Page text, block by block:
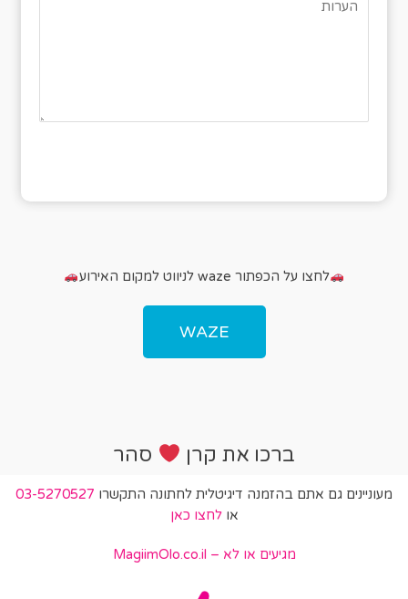
לחצו על הכפתור waze לניווט למקום האירוע
WAZE
ברכו את קרן סהר
מעוניינים גם אתם בהזמנה דיגיטלית לחתונה התקשרו 03-5270527
אולחצו כאן
מגיעים או לא – MagiimOlo.co.il